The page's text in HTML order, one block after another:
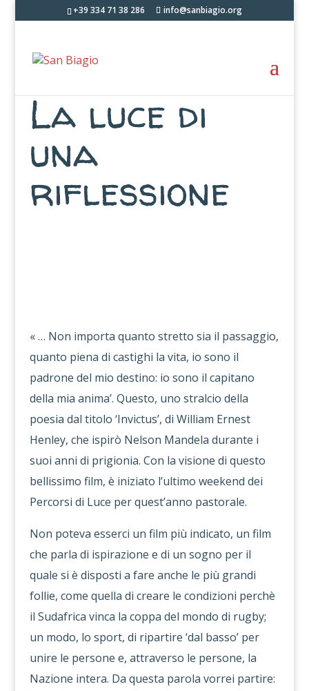
+39 334 71 38 286 info@sanbiagio.org
La luce di
una
riflessione
« … Non importa quanto stretto sia il passaggio,
quanto piena di castighi la vita, io sono il
padrone del mio destino: io sono il capitano
della mia anima’. Questo, uno stralcio della
poesia dal titolo ‘Invictus’, di William Ernest
Henley, che ispirò Nelson Mandela durante i
suoi anni di prigionia. Con la visione di questo
bellissimo film, è iniziato l’ultimo weekend dei
Percorsi di Luce per quest’anno pastorale.
Non poteva esserci un film più indicato, un film
che parla di ispirazione e di un sogno per il
quale si è disposti a fare anche le più grandi
follie, come quella di creare le condizioni perchè
il Sudafrica vinca la coppa del mondo di rugby;
un modo, lo sport, di ripartire ‘dal basso’ per
unire le persone e, attraverso le persone, la
Nazione intera. Da questa parola vorrei partire: